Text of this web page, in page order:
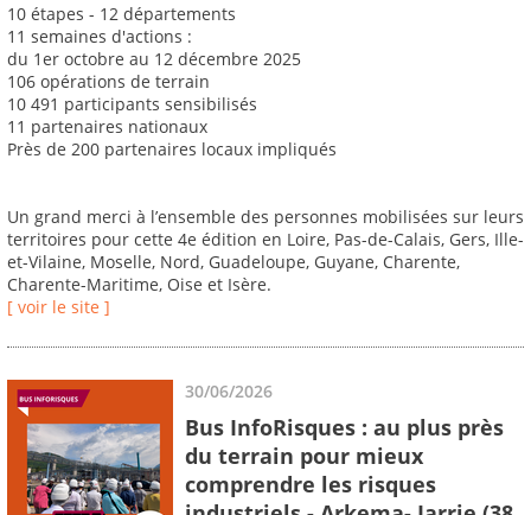
10 étapes - 12 départements
11 semaines d'actions :
du 1er octobre au 12 décembre 2025
106 opérations de terrain
10 491 participants sensibilisés
11 partenaires nationaux
Près de 200 partenaires locaux impliqués
Un grand merci à l’ensemble des personnes mobilisées sur leurs
territoires pour cette 4e édition en Loire, Pas-de-Calais, Gers, Ille-
et-Vilaine, Moselle, Nord, Guadeloupe, Guyane, Charente,
Charente-Maritime, Oise et Isère.
[ voir le site ]
30/06/2026
Bus InfoRisques : au plus près
du terrain pour mieux
comprendre les risques